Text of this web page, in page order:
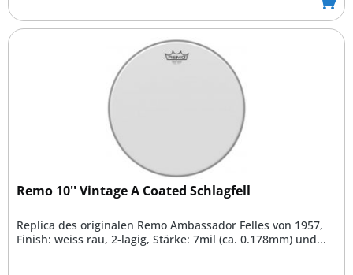
Remo 10'' Vintage A Coated Schlagfell
Replica des originalen Remo Ambassador Felles von 1957,
Finish: weiss rau, 2-lagig, Stärke: 7mil (ca. 0.178mm) und...